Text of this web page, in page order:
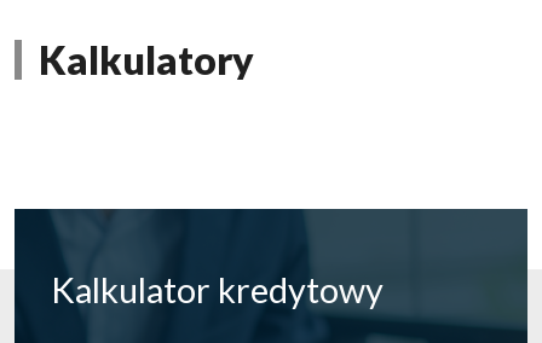
Kalkulatory
Kalkulator kredytowy